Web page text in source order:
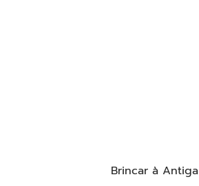
Brincar à Antiga